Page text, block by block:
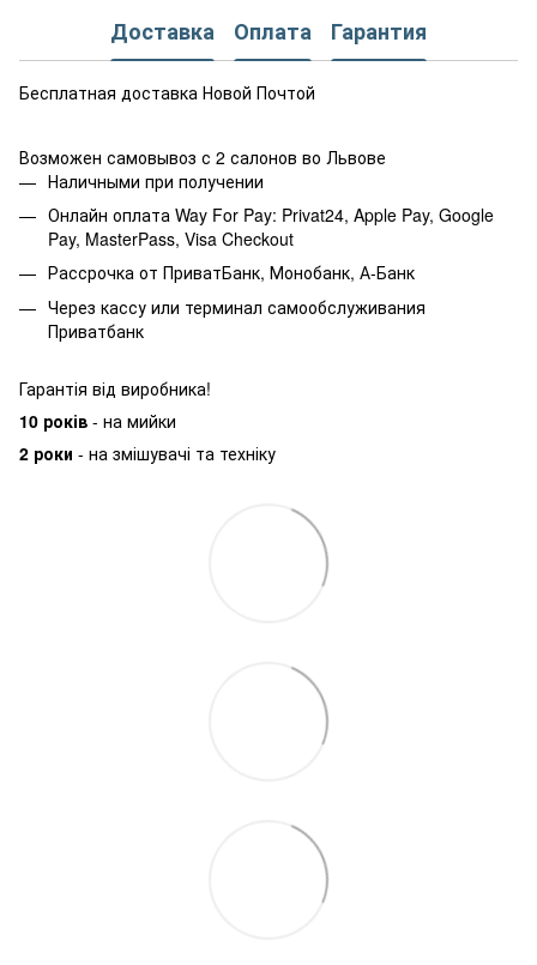
Доставка Оплата Гарантия
Бесплатная доставка Новой Почтой
Возможен самовывоз с 2 салонов во Львове
Наличными при получении
Онлайн оплата Way For Pay: Privat24, Apple Pay, Google
Pay, MasterPass, Visa Checkout
Рассрочка от ПриватБанк, Монобанк, А-Банк
Через кассу или терминал самообслуживания
Приватбанк
Гарантія від виробника!
10 років - на мийки
2 роки - на змішувачі та техніку